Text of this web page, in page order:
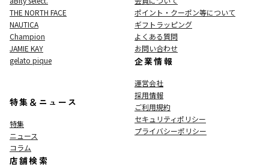
THE NORTH FACE
NAUTICA
Champion
JAMIE KAY
gelato pique
特集＆ニュース
特集
ニュース
コラム
店舗検索
ポイント・クーポン等について
ギフトラッピング
よくある質問
お問い合わせ
企業情報
運営会社
採用情報
ご利用規約
セキュリティポリシー
プライバシーポリシー